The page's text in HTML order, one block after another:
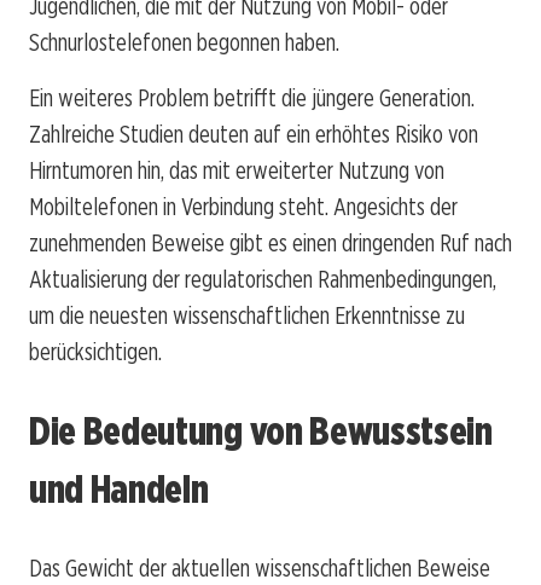
Jugendlichen, die mit der Nutzung von Mobil- oder
Schnurlostelefonen begonnen haben.
Ein weiteres Problem betrifft die jüngere Generation.
Zahlreiche Studien deuten auf ein erhöhtes Risiko von
Hirntumoren hin, das mit erweiterter Nutzung von
Mobiltelefonen in Verbindung steht. Angesichts der
zunehmenden Beweise gibt es einen dringenden Ruf nach
Aktualisierung der regulatorischen Rahmenbedingungen,
um die neuesten wissenschaftlichen Erkenntnisse zu
berücksichtigen.
Die Bedeutung von Bewusstsein
und Handeln
Das Gewicht der aktuellen wissenschaftlichen Beweise